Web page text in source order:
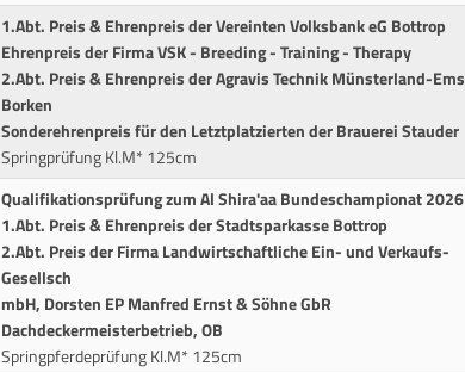
1.Abt. Preis & Ehrenpreis der Vereinten Volksbank eG Bottrop
Ehrenpreis der Firma VSK - Breeding - Training - Therapy
2.Abt. Preis & Ehrenpreis der Agravis Technik Münsterland-
Borken
Sonderehrenpreis für den Letztplatzierten der Brauerei Stauder
Springprüfung Kl.M* 125cm
Qualifikationsprüfung zum Al Shira'aa Bundeschampionat 2026
1.Abt. Preis & Ehrenpreis der Stadtsparkasse Bottrop
2.Abt. Preis der Firma Landwirtschaftliche Ein- und Verkaufs-
Gesellsch
mbH, Dorsten EP Manfred Ernst & Söhne GbR
Dachdeckermeisterbetrieb, OB
Springpferdeprüfung Kl.M* 125cm